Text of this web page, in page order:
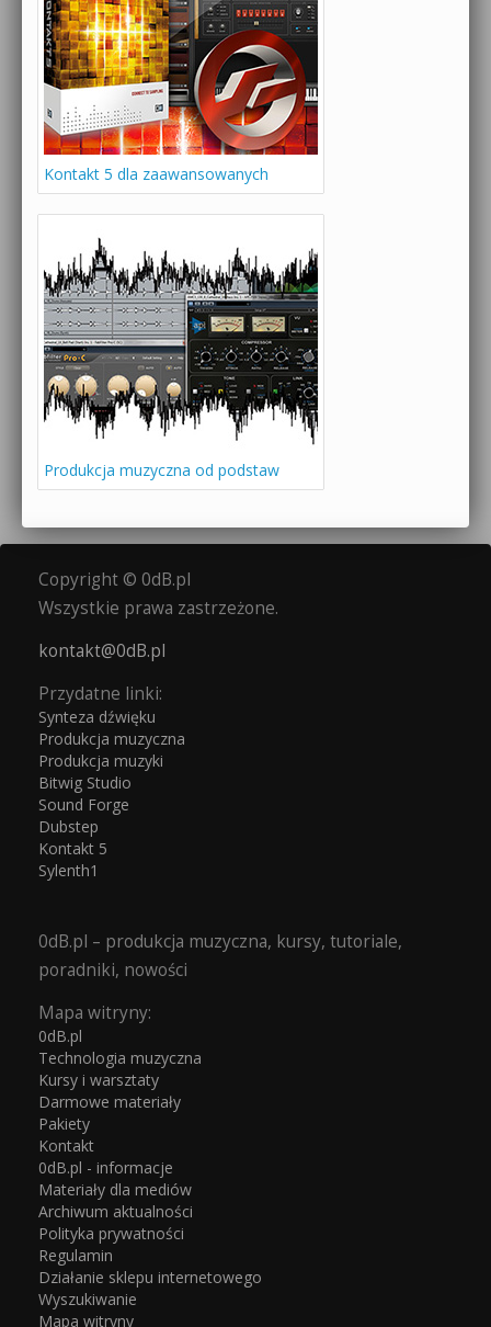
Kontakt 5 dla zaawansowanych
Produkcja muzyczna od podstaw
Copyright © 0dB.pl
Wszystkie prawa zastrzeżone.
kontakt@0dB.pl
Przydatne linki:
Synteza dźwięku
Produkcja muzyczna
Produkcja muzyki
Bitwig Studio
Sound Forge
Dubstep
Kontakt 5
Sylenth1
0dB.pl – produkcja muzyczna, kursy, tutoriale,
poradniki, nowości
Mapa witryny:
0dB.pl
Technologia muzyczna
Kursy i warsztaty
Darmowe materiały
Pakiety
Kontakt
0dB.pl - informacje
Materiały dla mediów
Archiwum aktualności
Polityka prywatności
Regulamin
Działanie sklepu internetowego
Wyszukiwanie
Mapa witryny